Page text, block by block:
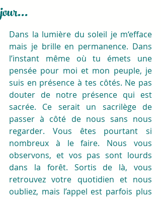
jour...
Dans la lumière du soleil je m‘efface
mais je brille en permanence. Dans
l’instant même où tu émets une
pensée pour moi et mon peuple, je
suis en présence à tes côtés. Ne pas
douter de notre présence qui est
sacrée. Ce serait un sacrilège de
passer à côté de nous sans nous
regarder. Vous êtes pourtant si
nombreux à le faire. Nous vous
observons, et vos pas sont lourds
dans la forêt. Sortis de là, vous
retrouvez votre quotidien et nous
oubliez, mais l’appel est parfois plus